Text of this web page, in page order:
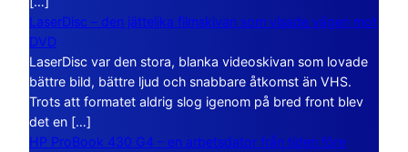
LaserDisc – den jättelika filmskivan som visade vägen mot
DVD
LaserDisc var den stora, blanka videoskivan som lovade
bättre bild, bättre ljud och snabbare åtkomst än VHS.
Trots att formatet aldrig slog igenom på bred front blev
det en […]
HP ProBook 430 G4 – en arbetsdator från tiden före